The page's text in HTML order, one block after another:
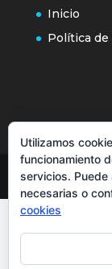
Inicio
Política
Utilizamos
funcionamiento
servicios.
necesarias o
cookies